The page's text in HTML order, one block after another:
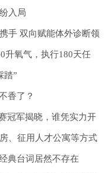
入局
手 双向赋能体外诊断领
升氧气，执行180天任
踏”
香了？
冠军揭晓，谁凭实力开
、征用人才公寓等方式
典台词居然不存在